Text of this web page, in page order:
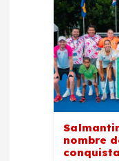
nombre